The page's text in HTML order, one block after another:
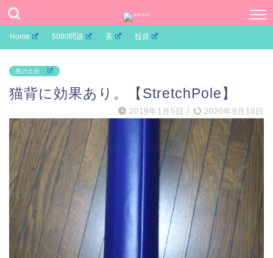
Home 5080問題 美 投資
美の土台
猫背に効果あり。【StretchPole】
2019年1月5日 / 2020年8月18日